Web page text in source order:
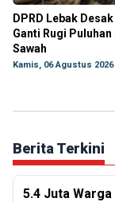
DPRD Lebak
Ganti Rugi
Sawah
Kamis, 06 Agustus 2026
Berita Terkini
5.4 Juta